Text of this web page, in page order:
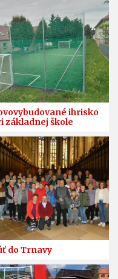
ihrisko
základnej škole
do Trnavy